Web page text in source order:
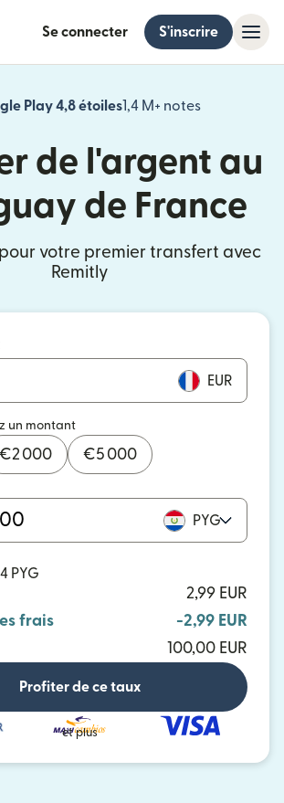
Se connecter S'inscrire
Play 4,8 étoiles1,4 M+ notes
de l'argent au
de France
votre premier transfert avec
Remitly
EUR
un montant
€2 000 €5 000
PYG
PYG
2,99 EUR
frais
-2,99 EUR
100,00 EUR
Profiter de ce taux
et plus